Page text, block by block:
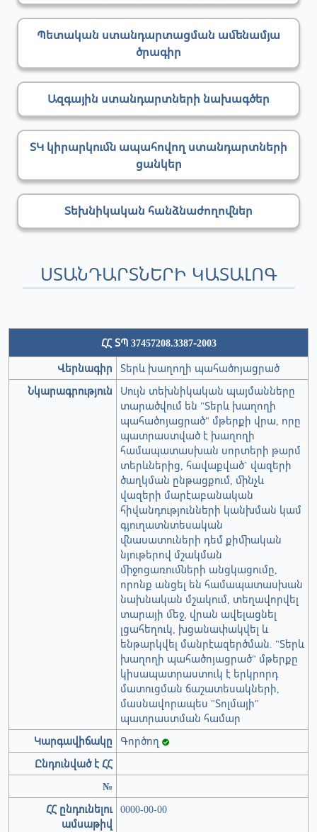
Պետական ստանդարտացման ամենամյա
ծրագիր
Ազգային ստանդարտների նախագծեր
ՏԿ կիրարկումն ապահովող ստանդարտների
ցանկեր
Տեխնիկական հանձնաժողովներ
ՍՏԱՆԴԱՐՏՆԵՐԻ ԿԱՏԱԼՈԳ
ՀՀ ՏՊ 37457208.3387-2003
Վերնագիր
Տերև խաղողի պահածոյացրած
Նկարագրություն
Սույն տեխնիկական պայմանները
տարածվում են "Տերև խաղողի
պահածոյացրած" մթերքի վրա, որը
պատրաստված է խաղողի
համապատասխան սորտերի թարմ
տերևներից, հավաքված` վազերի
ծաղկման ընթացքում, մինչև
վազերի մարէաբանական
հիվանդությունների կանխման կամ
գյուղատնտեսական
վնասատուների դեմ քիմիական
նյութերով մշակման
միջոցառումների անցկացումը,
որոնք անցել են համապատասխան
նախնական մշակում, տեղավորվել
տարայի մեջ, վրան ավելացնել
լցահեղուկ, խցանափակվել և
ենթարկվել մանրէազերծման. "Տերև
խաղողի պահածոյացրած" մթերքը
կիսապատրաստուկ է երկրորդ
մատուցման ճաշատեսակների,
մասնավորապես "Տոլմայի"
պատրաստման համար
Կարգավիճակը
Գործող
Ընդունված է ՀՀ
№
ՀՀ ընդունելու
ամսաթիվ
0000-00-00